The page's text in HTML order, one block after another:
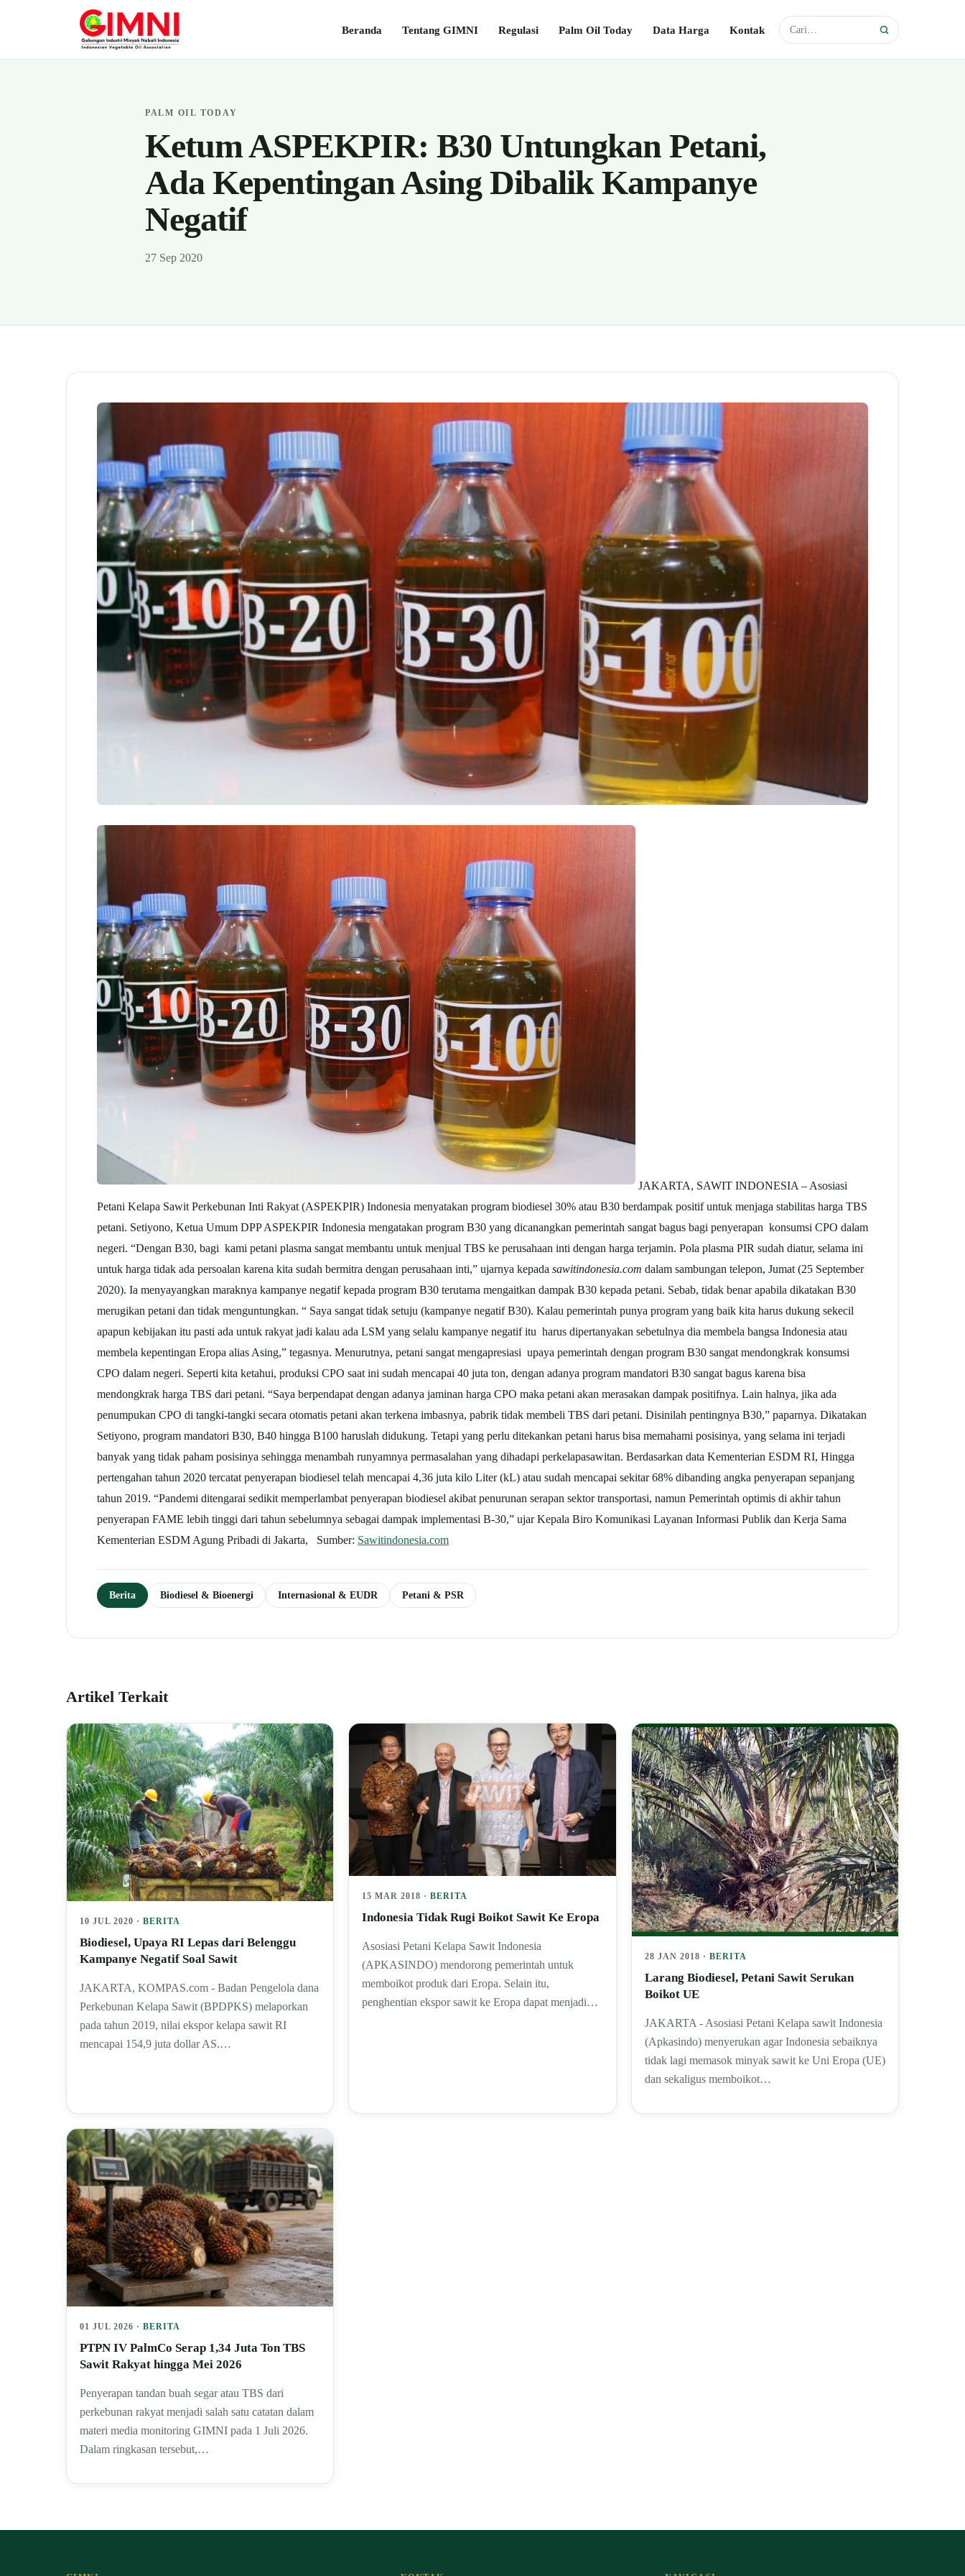
Beranda Tentang GIMNI Regulasi Palm Oil Today Data Harga Kontak
PALM OIL TODAY
Ketum ASPEKPIR: B30 Untungkan Petani,
Ada Kepentingan Asing Dibalik Kampanye
Negatif
27 Sep 2020
JAKARTA, SAWIT INDONESIA – Asosiasi
Petani Kelapa Sawit Perkebunan Inti Rakyat (ASPEKPIR) Indonesia menyatakan program biodiesel 30% atau B30 berdampak positif untuk menjaga stabilitas harga TBS
petani. Setiyono, Ketua Umum DPP ASPEKPIR Indonesia mengatakan program B30 yang dicanangkan pemerintah sangat bagus bagi penyerapan konsumsi CPO dalam
negeri. “Dengan B30, bagi kami petani plasma sangat membantu untuk menjual TBS ke perusahaan inti dengan harga terjamin. Pola plasma PIR sudah diatur, selama ini
untuk harga tidak ada persoalan karena kita sudah bermitra dengan perusahaan inti,” ujarnya kepada sawitindonesia.com dalam sambungan telepon, Jumat (25 September
2020). Ia menyayangkan maraknya kampanye negatif kepada program B30 terutama mengaitkan dampak B30 kepada petani. Sebab, tidak benar apabila dikatakan B30
merugikan petani dan tidak menguntungkan. “ Saya sangat tidak setuju (kampanye negatif B30). Kalau pemerintah punya program yang baik kita harus dukung sekecil
apapun kebijakan itu pasti ada untuk rakyat jadi kalau ada LSM yang selalu kampanye negatif itu harus dipertanyakan sebetulnya dia membela bangsa Indonesia atau
membela kepentingan Eropa alias Asing,” tegasnya. Menurutnya, petani sangat mengapresiasi upaya pemerintah dengan program B30 sangat mendongkrak konsumsi
CPO dalam negeri. Seperti kita ketahui, produksi CPO saat ini sudah mencapai 40 juta ton, dengan adanya program mandatori B30 sangat bagus karena bisa
mendongkrak harga TBS dari petani. “Saya berpendapat dengan adanya jaminan harga CPO maka petani akan merasakan dampak positifnya. Lain halnya, jika ada
penumpukan CPO di tangki-tangki secara otomatis petani akan terkena imbasnya, pabrik tidak membeli TBS dari petani. Disinilah pentingnya B30,” paparnya. Dikatakan
Setiyono, program mandatori B30, B40 hingga B100 haruslah didukung. Tetapi yang perlu ditekankan petani harus bisa memahami posisinya, yang selama ini terjadi
banyak yang tidak paham posisinya sehingga menambah runyamnya permasalahan yang dihadapi perkelapasawitan. Berdasarkan data Kementerian ESDM RI, Hingga
pertengahan tahun 2020 tercatat penyerapan biodiesel telah mencapai 4,36 juta kilo Liter (kL) atau sudah mencapai sekitar 68% dibanding angka penyerapan sepanjang
tahun 2019. “Pandemi ditengarai sedikit memperlambat penyerapan biodiesel akibat penurunan serapan sektor transportasi, namun Pemerintah optimis di akhir tahun
penyerapan FAME lebih tinggi dari tahun sebelumnya sebagai dampak implementasi B-30,” ujar Kepala Biro Komunikasi Layanan Informasi Publik dan Kerja Sama
Kementerian ESDM Agung Pribadi di Jakarta, Sumber: Sawitindonesia.com
Berita Biodiesel & Bioenergi Internasional & EUDR Petani & PSR
Artikel Terkait
10 JUL 2020 · BERITA
Biodiesel, Upaya RI Lepas dari Belenggu
Kampanye Negatif Soal Sawit
JAKARTA, KOMPAS.com - Badan Pengelola dana
Perkebunan Kelapa Sawit (BPDPKS) melaporkan
pada tahun 2019, nilai ekspor kelapa sawit RI
mencapai 154,9 juta dollar AS.…
15 MAR 2018 ·BERITA
Indonesia Tidak Rugi Boikot Sawit Ke Eropa
Asosiasi Petani Kelapa Sawit Indonesia
(APKASINDO) mendorong pemerintah untuk
memboikot produk dari Eropa. Selain itu,
penghentian ekspor sawit ke Eropa dapat menjadi…
28 JAN 2018 · BERITA
Larang Biodiesel, Petani Sawit Serukan
Boikot UE
JAKARTA - Asosiasi Petani Kelapa sawit Indonesia
(Apkasindo) menyerukan agar Indonesia sebaiknya
tidak lagi memasok minyak sawit ke Uni Eropa (UE)
dan sekaligus memboikot…
01 JUL 2026 · BERITA
PTPN IV PalmCo Serap 1,34 Juta Ton TBS
Sawit Rakyat hingga Mei 2026
Penyerapan tandan buah segar atau TBS dari
perkebunan rakyat menjadi salah satu catatan dalam
materi media monitoring GIMNI pada 1 Juli 2026.
Dalam ringkasan tersebut,…